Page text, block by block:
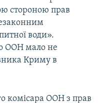
стороною прав
води».
ООН мало не
Криму в
комісара ООН з прав